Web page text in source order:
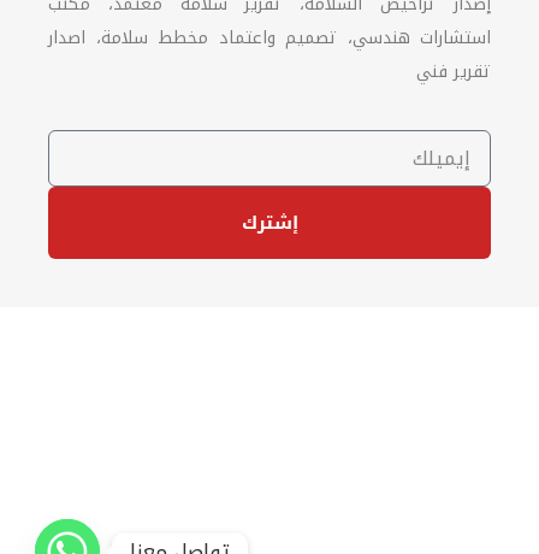
استشارات هندسي، تصميم واعتماد مخطط سلامة، اصدار
تقرير فني
إشترك